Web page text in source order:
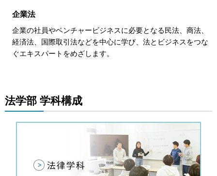
企業法
企業の社員やベンチャービジネスに必要となる民法、商法、
経済法、国際取引法などを中心に学び、法とビジネスをつな
ぐエキスパートをめざします。
法学部 学科構成